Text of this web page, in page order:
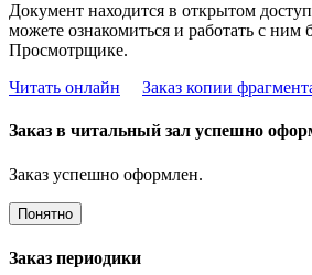
Документ находится в открытом
можете ознакомиться и работать с ним
Просмотрщике.
Читать онлайн
Заказ копии
Заказ в читальный зал успешно
Заказ успешно оформлен.
Понятно
Заказ периодики